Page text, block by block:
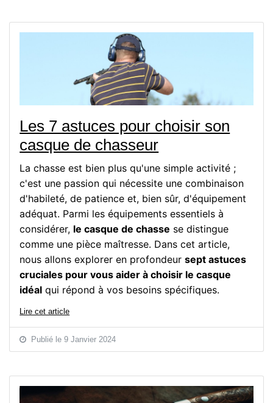
Les 7 astuces pour choisir son
casque de chasseur
La chasse est bien plus qu'une simple activité ;
c'est une passion qui nécessite une combinaison
d'habileté, de patience et, bien sûr, d'équipement
adéquat. Parmi les équipements essentiels à
considérer, le casque de chasse se distingue
comme une pièce maîtresse. Dans cet article,
nous allons explorer en profondeursept astuces
cruciales pour vous aider à choisir le casque
idéal qui répond à vos besoins spécifiques.
Lire cet article
Publié le 9 Janvier 2024